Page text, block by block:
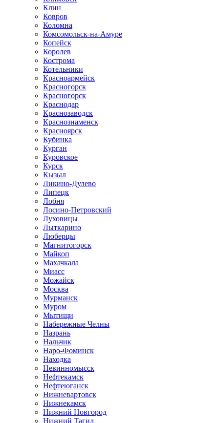
Клин
Ковров
Коломна
Комсомольск-на-Амуре
Копейск
Королев
Кострома
Котельники
Красноармейск
Красногорск
Красногорск
Краснодар
Краснозаводск
Краснознаменск
Красноярск
Кубинка
Курган
Куровское
Курск
Кызыл
Ликино-Дулево
Липецк
Лобня
Лосино-Петровский
Луховицы
Лыткарино
Люберцы
Магнитогорск
Майкоп
Махачкала
Миасс
Можайск
Москва
Мурманск
Муром
Мытищи
Набережные Челны
Назрань
Нальчик
Наро-Фоминск
Находка
Невинномысск
Нефтекамск
Нефтеюганск
Нижневартовск
Нижнекамск
Нижний Новгород
Нижний Тагил